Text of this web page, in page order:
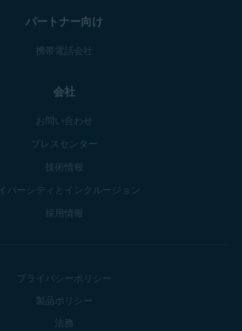
パートナー向け
携帯電話会社
会社
お問い合わせ
プレスセンター
技術情報
バーシティとインクルージョン
採用情報
プライバシーポリシー
製品ポリシー
法務